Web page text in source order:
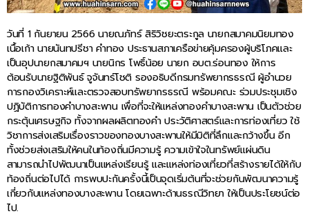
วันที่ 1 กันยายน 2566 นายณภัทร์ สิริวิชยะตระกูล นายกสมาคมนิยมทอง
เนื้อเก้า นายนันทปรีชา คำทอง ประธานสภาเครือข่ายคุ้มครองผู้บริโภคและ
เป็นอุปนายกสมาคมฯ นายนิกร โพธิ์น้อย นายก อบต.ร่อนทอง ให้การ
ต้อนรับนายฐิติพันธ์ จูจันทร์โชติ รองอธิบดีกรมทรัพยากรธรณี ผู้อำนวย
การกองวิเคราะห์และตรวจสอบทรัพยากรธรณี พร้อมคณะ ร่วมประชุมเชิง
ปฏิบัติการทองคำบางสะพาน เพื่อที่จะให้แหล่งทองคำบางสะพาน เป็นตัวช่วย
กระตุ้นเศรษฐกิจ ทั้งจากผลผลิตทองคำ ประวัติศาสตร์และการท่องเที่ยว ใช้
วิชาการส่งเสริมเรื่องราวของทองบางสะพานให้มีมิติที่ลึกและกว้างขึ้น อีก
ทั้งช่วยส่งเสริมให้คนในท้องถิ่นมีความรู้ ความเข้าใจในทรัพย์แผ่นดิน
สามารถนำไปพัฒนาเป็นแหล่งเรียนรู้ และแหล่งท่องเที่ยวที่สร้างรายได้ให้กับ
ท้องถิ่นต่อไปได้ การพบปะกันครั้งนี้เป็นจุดเริ่มต้นที่จะช่วยกันพัฒนาความรู้
เกี่ยวกับแหล่งทองบางสะพาน โดยเฉพาะด้านธรณีวิทยา ให้เป็นประโยชน์ต่อ
ไป.